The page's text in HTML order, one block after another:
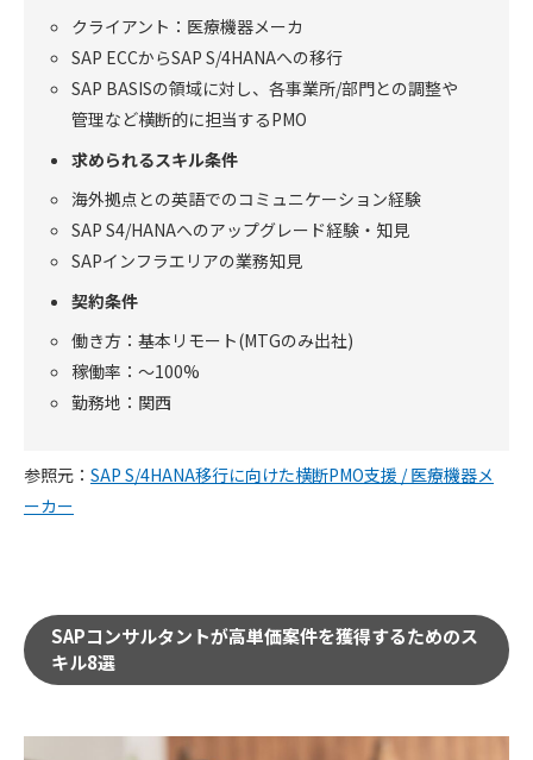
クライアント：医療機器メーカ
SAP ECCからSAP S/4HANAへの移行
SAP BASISの領域に対し、各事業所/部門との調整や
管理など横断的に担当するPMO
求められるスキル条件
海外拠点との英語でのコミュニケーション経験
SAP S4/HANAへのアップグレード経験・知見
SAPインフラエリアの業務知見
契約条件
働き方：基本リモート(MTGのみ出社)
稼働率：～100%
勤務地：関西
参照元： SAP S/4HANA移行に向けた横断PMO支援 / 医療機器メ
ーカー
SAPコンサルタントが高単価案件を獲得するためのス
キル8選